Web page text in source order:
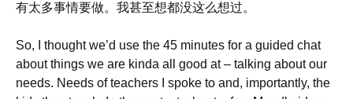
有太多事情要做。我甚至想都没这么想过。
So, I thought we’d use the 45 minutes for a guided chat
about things we are kinda all good at – talking about our
needs. Needs of teachers I spoke to and, importantly, the